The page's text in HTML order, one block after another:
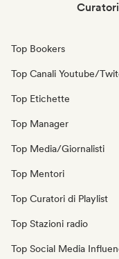
Top Bookers
Top Canali Youtube/
Top Etichette
Top Manager
Top Media/Giornalisti
Top Mentori
Top Curatori di Playlist
Top Stazioni radio
Top Social Media